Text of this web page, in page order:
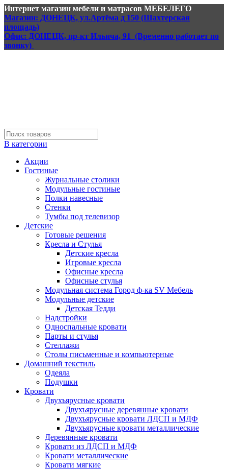
Интернет магазин мебели и матрасов МЕБЕЛЕГО
Магазин: ДОНЕЦК, ул.Артёма д 150 (Шахтерская
площадь)
Офис: ДОНЕЦК, пр-кт Ильича, 91 (Временно работает по
звонку)
В категории
Акции
Гостиные
Журнальные столики
Модульные гостиные
Полки навесные
Стенки
Тумбы под телевизор
Детские
Готовые решения
Кресла и Стулья
Детские кресла
Игровые кресла
Офисные кресла
Офисные стулья
Модульная система Город ф-ка SV Мебель
Модульные детские
Детская Тедди
Надстройки
Односпальные кровати
Парты и стулья
Стеллажи
Столы письменные и компьютерные
Домашний текстиль
Одеяла
Подушки
Кровати
Двухъярусные кровати
Двухъярусные деревянные кровати
Двухъярусные кровати ЛДСП и МДФ
Двухъярусные кровати металлические
Деревянные кровати
Кровати из ЛДСП и МДФ
Кровати металлические
Кровати мягкие